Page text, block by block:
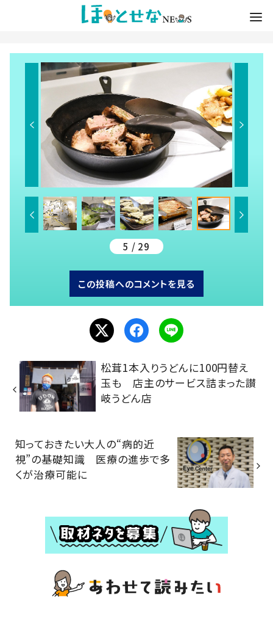
5 / 29
この投稿へのコメントを見る
松茸1本入りうどんに100円替え
玉も 店主のサービス詰まった讃
岐うどん店
知っておきたい大人の“病的近
視”の基礎知識 医療の進歩で多
くが治療可能に